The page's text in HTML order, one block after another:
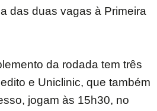
das duas vagas à Primeira
da rodada tem três
e Uniclinic, que também
jogam às 15h30, no